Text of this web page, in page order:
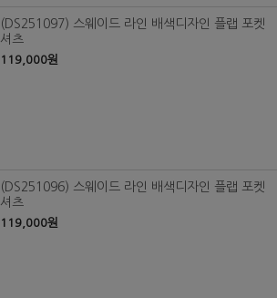
(DS251097) 스웨이드 라인 배색디자인 플랩 포켓
셔츠
119,000원
(DS251096) 스웨이드 라인 배색디자인 플랩 포켓
셔츠
119,000원